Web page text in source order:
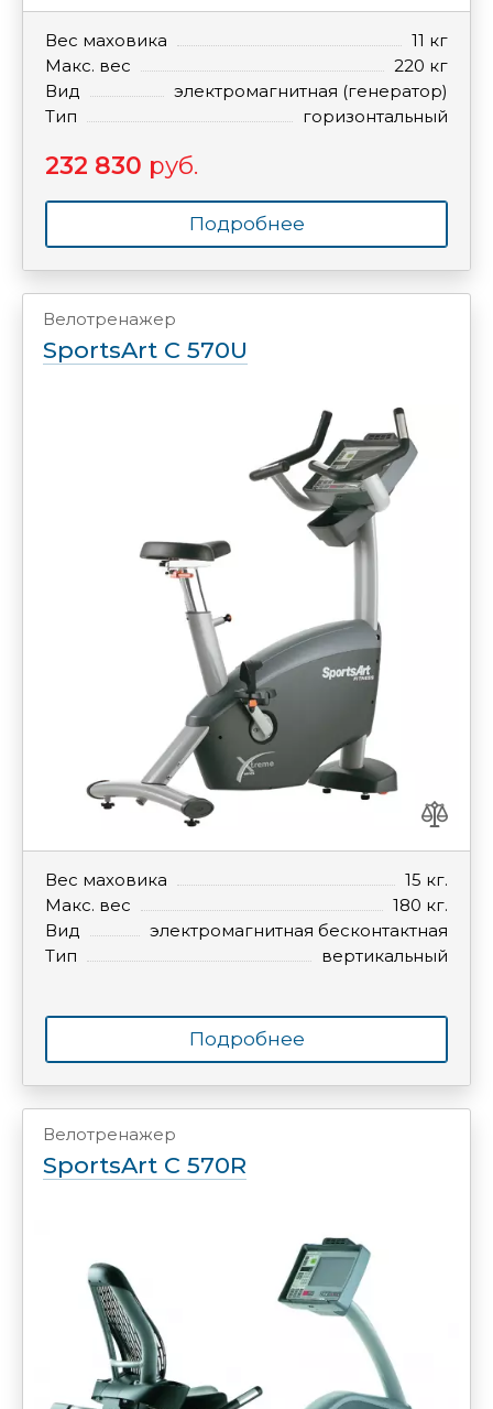
Вес маховика
11 кг
Макс. вес
220 кг
Вид
электромагнитная (генератор)
Тип
горизонтальный
232 830 руб.
Подробнее
Велотренажер
SportsArt C 570U
Вес маховика
15 кг.
Макс. вес
180 кг.
Вид
электромагнитная бесконтактная
Тип
вертикальный
Подробнее
Велотренажер
SportsArt C 570R